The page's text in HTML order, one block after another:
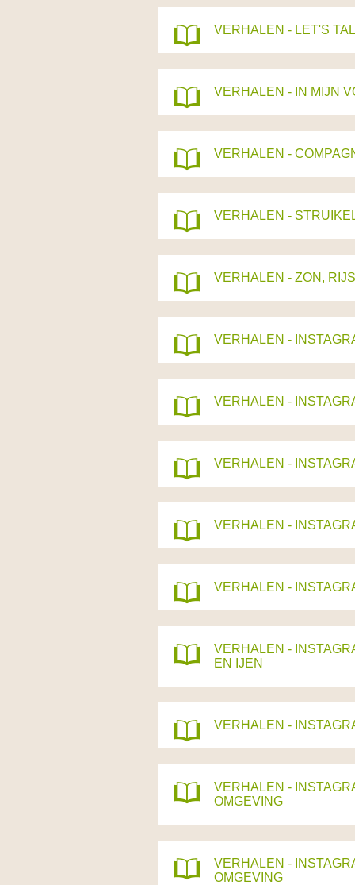
VERHALEN - LET'S
VERHALEN - IN MIJN
VERHALEN -
VERHALEN -
VERHALEN - ZON,
VERHALEN -
VERHALEN -
VERHALEN -
VERHALEN -
VERHALEN -
VERHALEN -
EN IJEN
VERHALEN -
VERHALEN -
OMGEVING
VERHALEN -
OMGEVING